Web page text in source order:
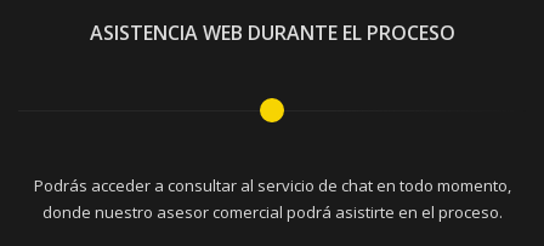
ASISTENCIA WEB DURANTE EL PROCESO
Podrás acceder a consultar al servicio de chat en todo momento,
donde nuestro asesor comercial podrá asistirte en el proceso.